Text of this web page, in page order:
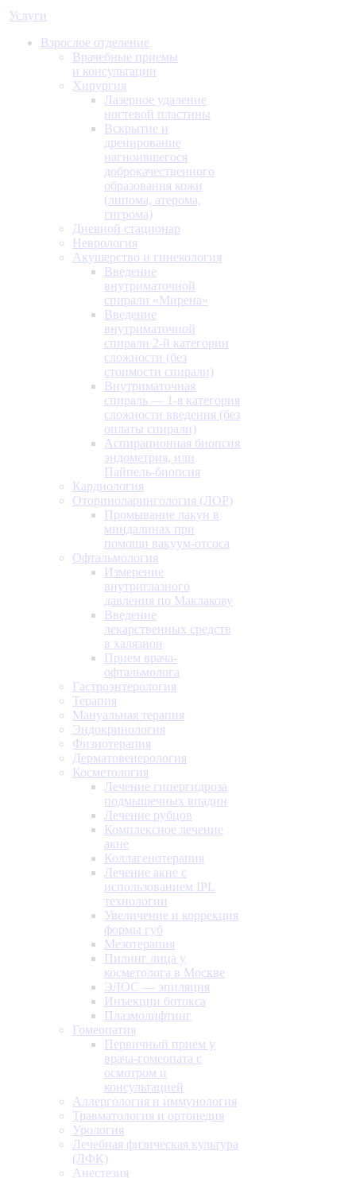
Услуги
Взрослое отделение
Врачебные приемы
и консультации
Хирургия
Лазерное удаление
ногтевой пластины
Вскрытие и
дренирование
нагноившегося
доброкачественного
образования кожи
(липома, атерома,
гигрома)
Дневной стационар
Неврология
Акушерство и гинекология
Введение
внутриматочной
спирали «Мирена»
Введение
внутриматочной
спирали 2-й категории
сложности (без
стоимости спирали)
Внутриматочная
спираль — 1-я категория
сложности введения (без
оплаты спирали)
Аспирационная биопсия
эндометрия, или
Пайпель-биопсия
Кардиология
Оториноларингология (ЛОР)
Промывание лакун в
миндалинах при
помощи вакуум-отсоса
Офтальмология
Измерение
внутриглазного
давления по Маклакову
Введение
лекарственных средств
в халязион
Прием врача-
офтальмолога
Гастроэнтерология
Терапия
Мануальная терапия
Эндокринология
Физиотерапия
Дерматовенерология
Косметология
Лечение гипергидроза
подмышечных впадин
Лечение рубцов
Комплексное лечение
акне
Коллагенотерапия
Лечение акне с
использованием IPL
технологии
Увеличение и коррекция
формы губ
Мезотерапия
Пилинг лица у
косметолога в Москве
ЭЛОС — эпиляция
Инъекции ботокса
Плазмолифтинг
Гомеопатия
Первичный прием у
врача-гомеопата с
осмотром и
консультацией
Аллергология и иммунология
Травматология и ортопедия
Урология
Лечебная физическая культура
(ЛФК)
Анестезия